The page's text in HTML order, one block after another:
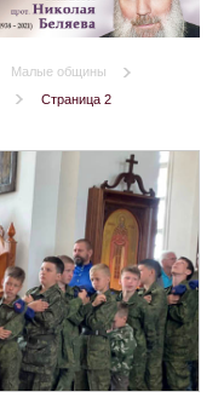
Малые общины
Страница 2